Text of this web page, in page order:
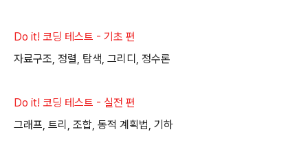
Do it! 코딩 테스트 - 기초 편
자료구조, 정렬, 탐색, 그리디, 정수론
Do it! 코딩 테스트 - 실전 편
그래프, 트리, 조합, 동적 계획법, 기하